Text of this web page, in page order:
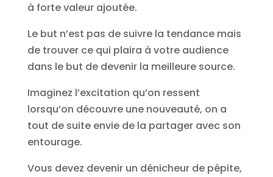
à forte valeur ajoutée.
Le but n’est pas de suivre la tendance mais
de trouver ce qui plaira à votre audience
dans le but de devenir la meilleure source.
Imaginez l’excitation qu’on ressent
lorsqu’on découvre une nouveauté, on a
tout de suite envie de la partager avec son
entourage.
Vous devez devenir un dénicheur de pépite,